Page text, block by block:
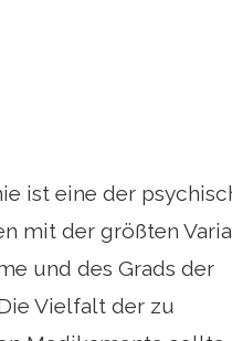
ist eine der
mit der größten
und des Grads der
Vielfalt der zu